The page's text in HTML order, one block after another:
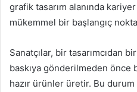
grafik tasarım alanında
mükemmel bir başlangıç
Sanatçılar, bir tasarımcıdan
baskıya gönderilmeden önce
hazır ürünler üretir. Bu